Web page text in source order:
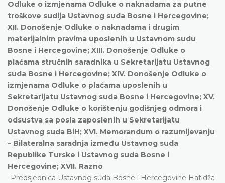
Odluke o izmjenama Odluke o naknadama za putne
troškove sudija Ustavnog suda Bosne i Hercegovine;
XII. Donošenje Odluke o naknadama i drugim
materijalnim pravima uposlenih u Ustavnom sudu
Bosne i Hercegovine; XIII. Donošenje Odluke o
plaćama stručnih saradnika u Sekretarijatu Ustavnog
suda Bosne i Hercegovine; XIV. Donošenje Odluke o
izmjenama Odluke o plaćama uposlenih u
Sekretarijatu Ustavnog suda Bosne i Hercegovine; XV.
Donošenje Odluke o korištenju godišnjeg odmora i
odsustva sa posla zaposlenih u Sekretarijatu
Ustavnog suda BiH; XVI. Memorandum o razumijevanju
– Bilateralna saradnja između Ustavnog suda
Republike Turske i Ustavnog suda Bosne i
Hercegovine; XVII. Razno
Predsjednica Ustavnog suda Bosne i Hercegovine Hatidža